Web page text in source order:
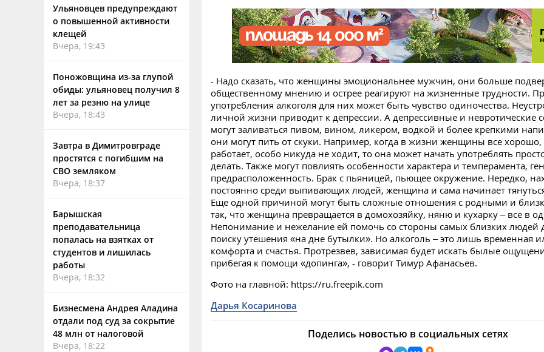
Ульяновцев предупреждают
о повышенной активности
клещей
Вчера, 19:43
Поножовщина из-за глупой
обиды: ульяновец получил 8
лет за резню на улице
Вчера, 18:43
Завтра в Димитровграде
простятся с погибшим на
СВО земляком
Вчера, 18:37
Барышская
преподавательница
попалась на взятках от
студентов и лишилась
работы
Вчера, 18:32
Бизнесмена Андрея Аладина
отдали под суд за сокрытие
48 млн от налоговой
Вчера, 18:22
- Надо сказать, что женщины эмоциональнее мужчин, они больше
общественному мнению и острее реагируют на жизненные трудности.
употребления алкоголя для них может быть чувство одиночества.
личной жизни приводит к депрессии. А депрессивные и невротические
могут заливаться пивом, вином, ликером, водкой и более крепкими
они могут пить от скуки. Например, когда в жизни женщины все хорошо,
работает, особо никуда не ходит, то она может начать употреблять
делать. Также могут повлиять особенности характера и темперамента,
предрасположенность. Брак с пьяницей, пьющее окружение. Нередко,
постоянно среди выпивающих людей, женщина и сама начинает
Еще одной причиной могут быть сложные отношения с родными и
так, что женщина превращается в домохозяйку, няню и кухарку – все в
Непонимание и нежелание ей помочь со стороны самых близких людей
поиску утешения «на дне бутылки». Но алкоголь – это лишь временная
комфорта и счастья. Протрезвев, зависимая будет искать былые
прибегая к помощи «допинга», - говорит Тимур Афанасьев.
Фото на главной: https://ru.freepik.com
Дарья Косаринова
Поделись новостью в социальных сетях